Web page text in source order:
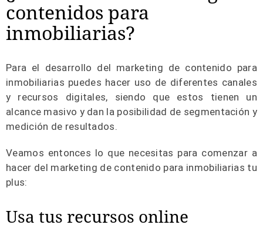
contenidos para
inmobiliarias?
Para el desarrollo del marketing de contenido para
inmobiliarias puedes hacer uso de diferentes canales
y recursos digitales, siendo que estos tienen un
alcance masivo y dan la posibilidad de segmentación y
medición de resultados.
Veamos entonces lo que necesitas para comenzar a
hacer del marketing de contenido para inmobiliarias tu
plus:
Usa tus recursos online